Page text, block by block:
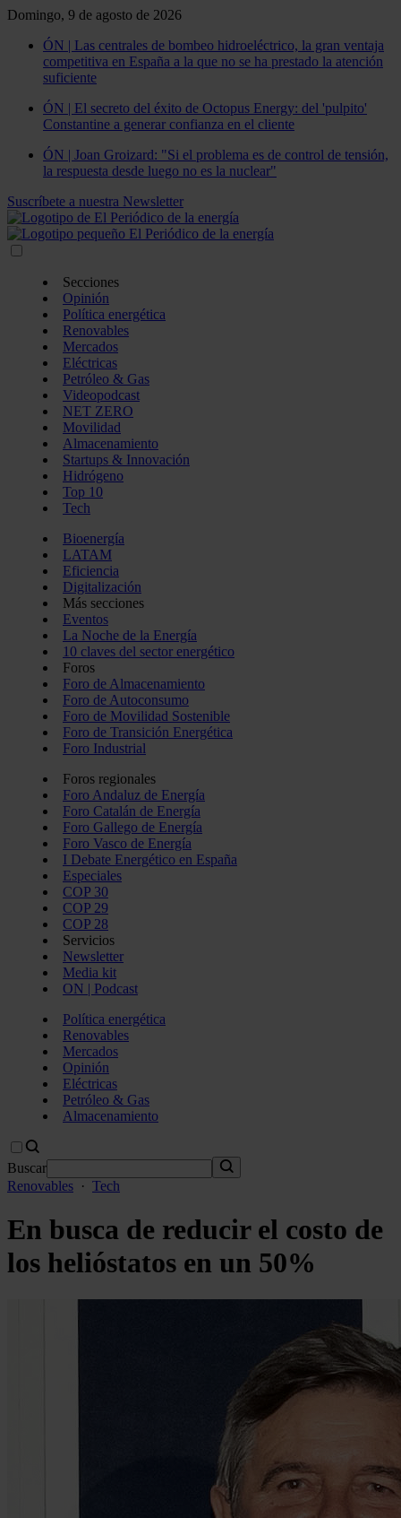
Domingo, 9 de agosto de 2026
ÓN | Las centrales de bombeo hidroeléctrico, la gran ventaja
competitiva en España a la que no se ha prestado la atención
suficiente
ÓN | El secreto del éxito de Octopus Energy: del 'pulpito'
Constantine a generar confianza en el cliente
ÓN | Joan Groizard: "Si el problema es de control de tensión,
la respuesta desde luego no es la nuclear"
Suscríbete a nuestra Newsletter
Secciones
Opinión
Política energética
Renovables
Mercados
Eléctricas
Petróleo & Gas
Videopodcast
NET ZERO
Movilidad
Almacenamiento
Startups & Innovación
Hidrógeno
Top 10
Tech
Bioenergía
LATAM
Eficiencia
Digitalización
Más secciones
Eventos
La Noche de la Energía
10 claves del sector energético
Foros
Foro de Almacenamiento
Foro de Autoconsumo
Foro de Movilidad Sostenible
Foro de Transición Energética
Foro Industrial
Foros regionales
Foro Andaluz de Energía
Foro Catalán de Energía
Foro Gallego de Energía
Foro Vasco de Energía
I Debate Energético en España
Especiales
COP 30
COP 29
COP 28
Servicios
Newsletter
Media kit
ON | Podcast
Política energética
Renovables
Mercados
Opinión
Eléctricas
Petróleo & Gas
Almacenamiento
Buscar
Renovables · Tech
En busca de reducir el costo de
los helióstatos en un 50%